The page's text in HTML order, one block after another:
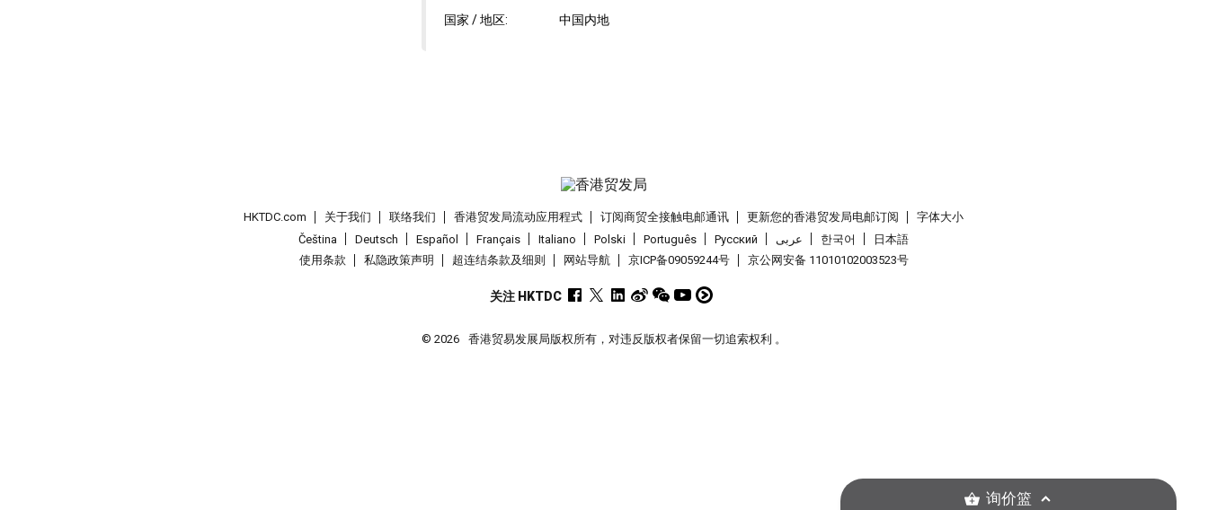
国家 / 地区:
中国内地
HKTDC.com 关于我们 联络我们 香港贸发局流动应用程式 订阅商贸全接触电邮通讯 更新您的香港贸发局电邮订阅
字体大小
Čeština
Deutsch Español Français Italiano Polski Português Pусский عربى 한국어
日本語
使用条款
私隐政策声明 超连结条款及细则 网站导航 京ICP备09059244号 京公网安备 11010102003523号
关注 HKTDC
© 2026 香港贸易发展局版权所有，对违反版权者保留一切追索权利 。
询价篮